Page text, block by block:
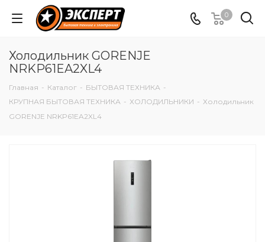
0
Холодильник GORENJE
NRKP61EA2XL4
Главная - Каталог - БЫТОВАЯ ТЕХНИКА -
КРУПНАЯ БЫТОВАЯ ТЕХНИКА - ХОЛОДИЛЬНИКИ - Холодильник
GORENJE NRKP61EA2XL4